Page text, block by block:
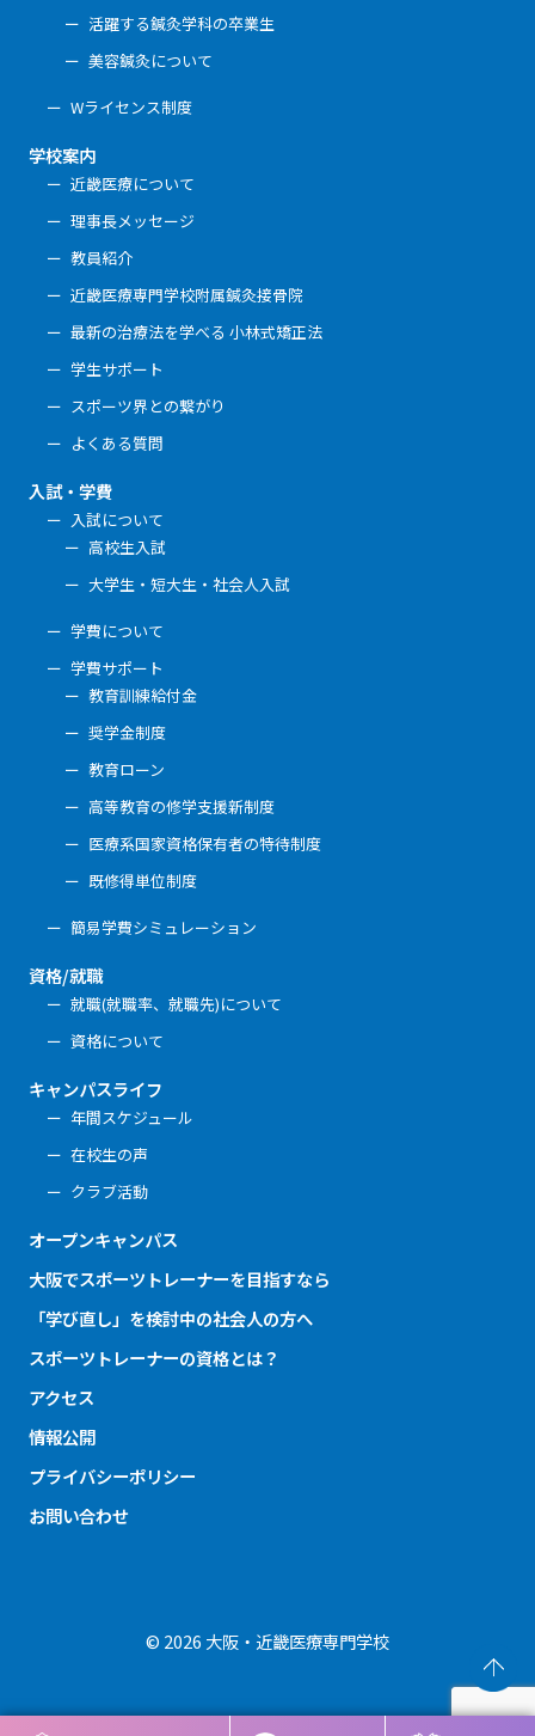
活躍する鍼灸学科の卒業生
美容鍼灸について
Wライセンス制度
学校案内
近畿医療について
理事長メッセージ
教員紹介
近畿医療専門学校附属鍼灸接骨院
最新の治療法を学べる 小林式矯正法
学生サポート
スポーツ界との繋がり
よくある質問
入試・学費
入試について
高校生入試
大学生・短大生・社会人入試
学費について
学費サポート
教育訓練給付金
奨学金制度
教育ローン
高等教育の修学支援新制度
医療系国家資格保有者の特待制度
既修得単位制度
簡易学費シミュレーション
資格/就職
就職(就職率、就職先)について
資格について
キャンパスライフ
年間スケジュール
在校生の声
クラブ活動
オープンキャンパス
大阪でスポーツトレーナーを目指すなら
「学び直し」を検討中の社会人の方へ
スポーツトレーナーの資格とは？
アクセス
情報公開
プライバシーポリシー
お問い合わせ
© 2026 大阪・近畿医療専門学校